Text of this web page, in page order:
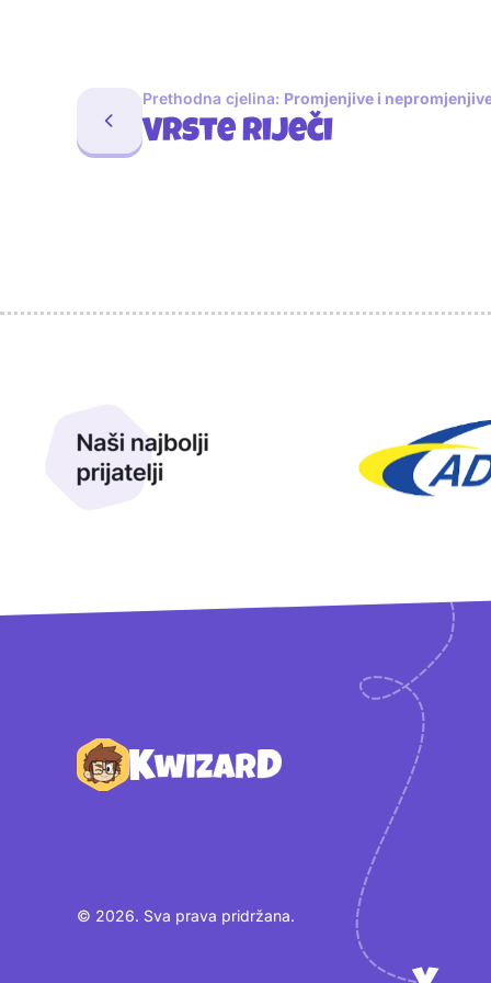
Prethodna cjelina: Promjenjive i
Vrste riječi
Podnožje
© 2026. Sva prava pridržana.